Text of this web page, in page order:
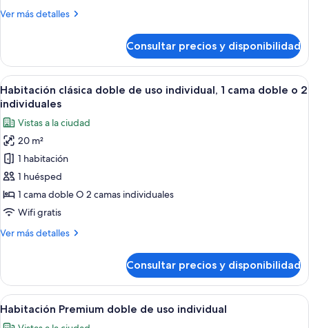
Ver más detalles
Más
habitaciones
comunicadas
Consultar precios y disponibilidad
Abrir
todas
las
fotos
de
Habitación
clásica
doble
de
individual,
doble
o
2
Una habitación de hotel moderna
3
Habitación clásica doble de uso individual, 1 cama doble o 2
individuales
Vistas a la ciudad
20 m²
1 habitación
1 huésped
1 cama doble O 2 camas individuales
Wifi gratis
Ver más detalles
Más
clásica
doble
de
Consultar precios y disponibilidad
Abrir
todas
Ropa de cama de alta calidad,
7
Habitación Premium doble de uso individual